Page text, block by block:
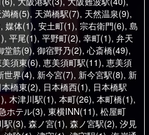
満橋(5), 天満橋駅(7), 天然温泉(9),
, 媒体(1), 安土町(1), 宗右衛門(6), 島
, 平尾(1), 平野町(2), 幸町(1), 弁天
堂筋(9), 御宿野乃(2), 心斎橋(49),
須東(6), 恵美須町駅(11), 恵美須
世界(4), 新今宮(7), 新今宮駅(8), 新
本橋東(2), 日本橋西(1), 日本橋駅
, 木津川駅(1), 本町(26), 本町橋(1),
ホテル(3), 東横INN(11), 松屋町
駅(3), 森ノ宮(1), 森ノ宮駅(2), 汐見